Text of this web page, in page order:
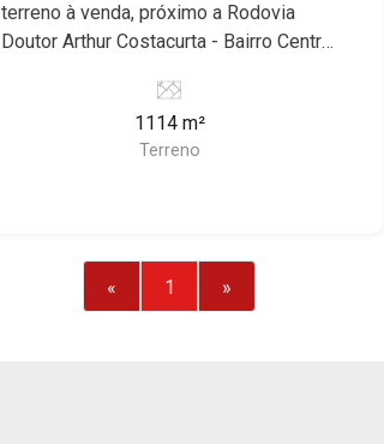
terreno à venda, próximo a Rodovia
Doutor Arthur Costacurta - Bairro Centro,
características deste imóvel que a
Martinelli Imobiliária selecionou para
Lançamentos! Avenida João Fiúsa,
1051 - Alto da Boa Vista | Ribeirão
1114 m²
Terreno
« 1 »